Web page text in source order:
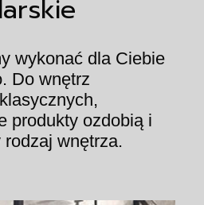
wykonać dla Ciebie
Do wnętrz
produkty ozdobią i
wnętrza.